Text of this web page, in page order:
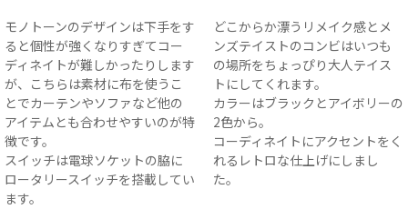
モノトーンのデザインは下手をす
ると個性が強くなりすぎてコー
ディネイトが難しかったりします
が、こちらは素材に布を使うこ
とでカーテンやソファなど他の
アイテムとも合わせやすいのが特
徴です。
スイッチは電球ソケットの脇に
ロータリースイッチを搭載してい
ます。
どこからか漂うリメイク感とメ
ンズテイストのコンビはいつも
の場所をちょっぴり大人テイス
トにしてくれます。
カラーはブラックとアイボリーの
2色から。
コーディネイトにアクセントをく
れるレトロな仕上げにしまし
た。